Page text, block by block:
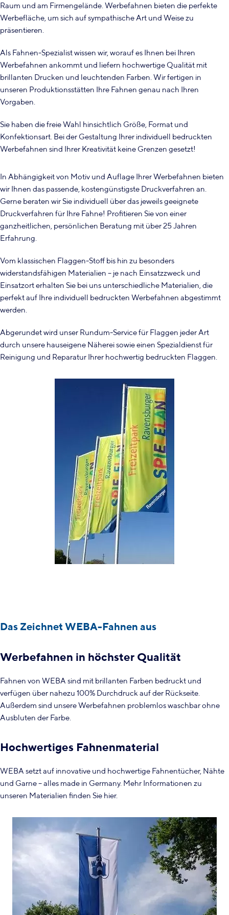
Raum und am Firmengelände. Werbefahnen bieten die perfekte
Werbefläche, um sich auf sympathische Art und Weise zu
präsentieren.
Als Fahnen-Spezialist wissen wir, worauf es Ihnen bei Ihren
Werbefahnen ankommt und liefern hochwertige Qualität mit
brillanten Drucken und leuchtenden Farben. Wir fertigen in
unseren Produktionsstätten Ihre Fahnen genau nach Ihren
Vorgaben.
Sie haben die freie Wahl hinsichtlich Größe, Format und
Konfektionsart. Bei der Gestaltung Ihrer individuell bedruckten
Werbefahnen sind Ihrer Kreativität keine Grenzen gesetzt!
In Abhängigkeit von Motiv und Auflage Ihrer Werbefahnen bieten
wir Ihnen das passende, kostengünstigste Druckverfahren an.
Gerne beraten wir Sie individuell über das jeweils geeignete
Druckverfahren für Ihre Fahne! Profitieren Sie von einer
ganzheitlichen, persönlichen Beratung mit über 25 Jahren
Erfahrung.
Vom klassischen Flaggen-Stoff bis hin zu besonders
widerstandsfähigen Materialien – je nach Einsatzzweck und
Einsatzort erhalten Sie bei uns unterschiedliche Materialien, die
perfekt auf Ihre individuell bedruckten Werbefahnen abgestimmt
werden.
Abgerundet wird unser Rundum-Service für Flaggen jeder Art
durch unsere hauseigene Näherei sowie einen Spezialdienst für
Reinigung und Reparatur Ihrer hochwertig bedruckten Flaggen.
Das Zeichnet WEBA-Fahnen aus
Werbefahnen in höchster Qualität
Fahnen von WEBA sind mit brillanten Farben bedruckt und
verfügen über nahezu 100% Durchdruck auf der Rückseite.
Außerdem sind unsere Werbefahnen problemlos waschbar ohne
Ausbluten der Farbe.
Hochwertiges Fahnenmaterial
WEBA setzt auf innovative und hochwertige Fahnentücher, Nähte
und Garne – alles made in Germany. Mehr Informationen zu
unseren Materialien finden Sie hier.